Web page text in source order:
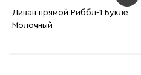
Диван прямой Риббл-1 Букле
Молочный